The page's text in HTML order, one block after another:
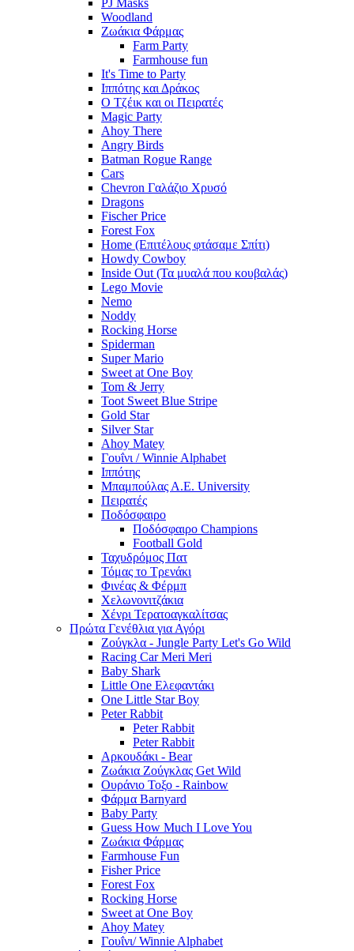
Woodland
Ζωάκια Φάρμας
Farm Party
Farmhouse fun
It's Time to Party
Ιππότης και Δράκος
Ο Τζέικ και οι Πειρατές
Magic Party
Ahoy There
Angry Birds
Batman Rogue Range
Cars
Chevron Γαλάζιο Χρυσό
Dragons
Fischer Price
Forest Fox
Home (Επιτέλους φτάσαμε Σπίτι)
Howdy Cowboy
Inside Out (Τα μυαλά που κουβαλάς)
Lego Movie
Nemo
Noddy
Rocking Horse
Spiderman
Super Mario
Sweet at One Boy
Tom & Jerry
Toot Sweet Blue Stripe
Gold Star
Silver Star
Ahoy Matey
Γουΐνι / Winnie Alphabet
Ιππότης
Μπαμπούλας Α.Ε. University
Πειρατές
Ποδόσφαιρο
Ποδόσφαιρο Champions
Football Gold
Ταχυδρόμος Πατ
Τόμας το Τρενάκι
Φινέας & Φέρμπ
Χελωνονιτζάκια
Χένρι Τερατοαγκαλίτσας
Πρώτα Γενέθλια για Αγόρι
Ζούγκλα - Jungle Party Let's Go Wild
Racing Car Meri Meri
Baby Shark
Little One Ελεφαντάκι
One Little Star Boy
Peter Rabbit
Peter Rabbit
Peter Rabbit
Αρκουδάκι - Bear
Ζωάκια Ζούγκλας Get Wild
Ουράνιο Τοξο - Rainbow
Φάρμα Barnyard
Baby Party
Guess How Much I Love You
Ζωάκια Φάρμας
Farmhouse Fun
Fisher Price
Forest Fox
Rocking Horse
Sweet at One Boy
Ahoy Matey
Γουΐνι/ Winnie Alphabet